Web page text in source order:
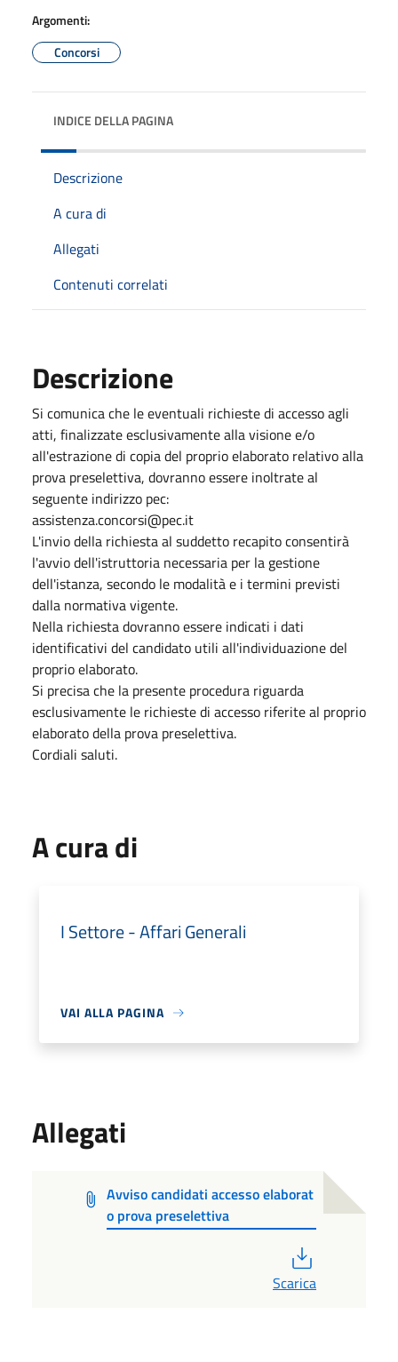
Argomenti:
Concorsi
INDICE DELLA PAGINA
Descrizione
A cura di
Allegati
Contenuti correlati
Descrizione
Si comunica che le eventuali richieste di accesso agli
atti, finalizzate esclusivamente alla visione e/o
all'estrazione di copia del proprio elaborato relativo alla
prova preselettiva, dovranno essere inoltrate al
seguente indirizzo pec:
assistenza.concorsi@pec.it
L'invio della richiesta al suddetto recapito consentirà
l'avvio dell'istruttoria necessaria per la gestione
dell'istanza, secondo le modalità e i termini previsti
dalla normativa vigente.
Nella richiesta dovranno essere indicati i dati
identificativi del candidato utili all'individuazione del
proprio elaborato.
Si precisa che la presente procedura riguarda
esclusivamente le richieste di accesso riferite al proprio
elaborato della prova preselettiva.
Cordiali saluti.
A cura di
I Settore - Affari Generali
VAI ALLA PAGINA
Allegati
Avviso candidati accesso elaborat
o prova preselettiva
Scarica